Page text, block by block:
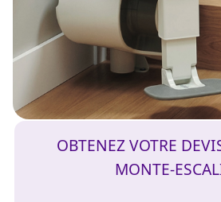
OBTENEZ VOTRE
MONTE-